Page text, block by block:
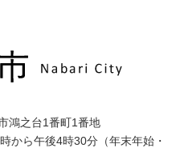
鴻之台1番町1番地
から午後4時30分（年末年始・